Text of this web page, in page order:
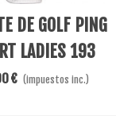
DE GOLF PING
LADIES 193
€ (impuestos inc.)